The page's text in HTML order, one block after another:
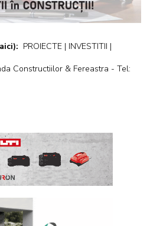
PROIECTE | INVESTITII |
Constructiilor & Fereastra - Tel: